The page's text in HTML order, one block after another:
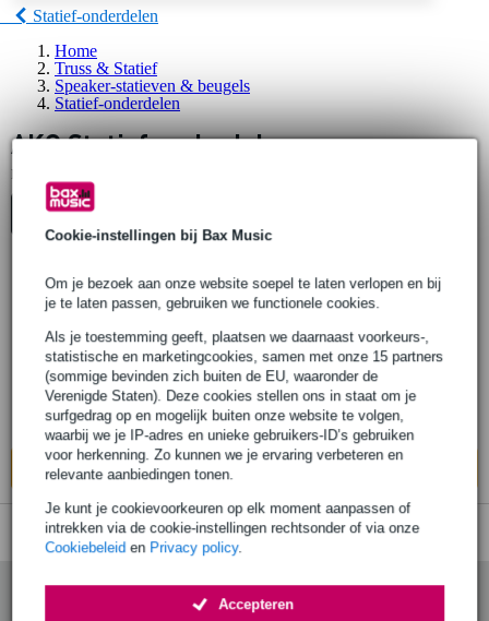
Cookie-instellingen bij Bax Music
Om je bezoek aan onze website soepel te laten verlopen en bij
je te laten passen, gebruiken we functionele cookies.
Als je toestemming geeft, plaatsen we daarnaast voorkeurs-,
statistische en marketingcookies, samen met onze 15 partners
(sommige bevinden zich buiten de EU, waaronder de
Verenigde Staten). Deze cookies stellen ons in staat om je
surfgedrag op en mogelijk buiten onze website te volgen,
waarbij we je IP-adres en unieke gebruikers-ID’s gebruiken
voor herkenning. Zo kunnen we je ervaring verbeteren en
relevante aanbiedingen tonen.
Je kunt je cookievoorkeuren op elk moment aanpassen of
intrekken via de cookie-instellingen rechtsonder of via onze
Cookiebeleid en Privacy policy.
Accepteren
Statief-onderdelen
Home
Truss & Statief
Speaker-statieven & beugels
Statief-onderdelen
AKG Statief-onderdelen
Er is
Top-10
AKG ST45 laag tafel microfoon statief
Adviesprijs € 137,- € 89,-
Bestel nu en ontvang binnen circa 12
werkdagen
In mijn winkelwagen